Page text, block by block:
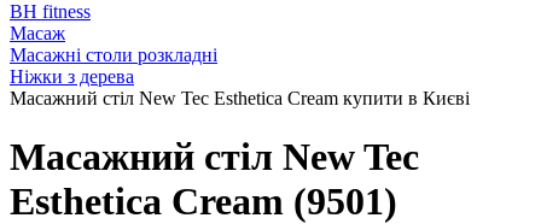
BH fitness
Масаж
Масажні столи розкладні
Ніжки з дерева
Масажний стіл New Tec Esthetica Cream купити в Києві
Масажний стіл New Tec
Esthetica Cream (9501)